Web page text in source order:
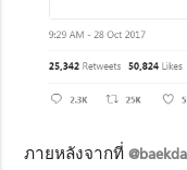
ภายหลังจากที่